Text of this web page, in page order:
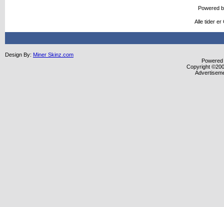
Powered
Alle tider er
Design By: Miner Skinz.com
Copyright